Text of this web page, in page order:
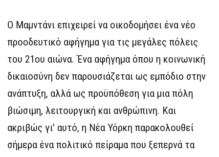
Ο Μαμντάνι επιχειρεί να οικοδομήσει ένα νέο
προοδευτικό αφήγημα για τις μεγάλες πόλεις
του 21ου αιώνα. Ένα αφήγημα όπου η κοινωνική
δικαιοσύνη δεν παρουσιάζεται ως εμπόδιο στην
ανάπτυξη, αλλά ως προϋπόθεση για μια πόλη
βιώσιμη, λειτουργική και ανθρώπινη. Και
ακριβώς γι’ αυτό, η Νέα Υόρκη παρακολουθεί
σήμερα ένα πολιτικό πείραμα που ξεπερνά τα